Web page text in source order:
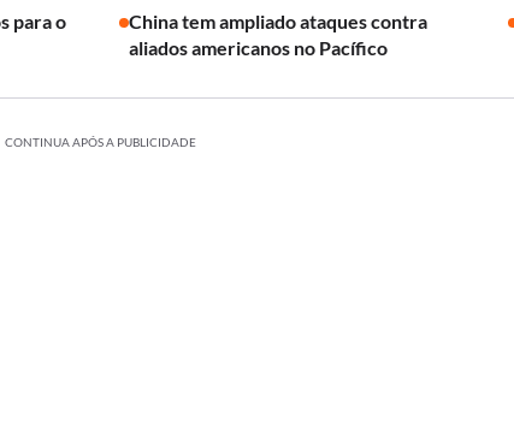
para o
China tem ampliado ataques contra
aliados americanos no Pacífico
CONTINUA APÓS A PUBLICIDADE